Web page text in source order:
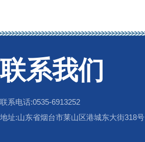
联系我们
联系电话:0535-6913252
地址:山东省烟台市莱山区港城东大街318号